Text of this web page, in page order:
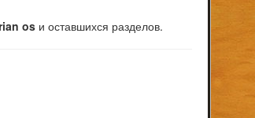
os и оставшихся разделов.